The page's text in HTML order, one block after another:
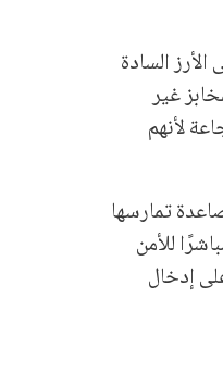
السادة
غير
لأنهم
تمارسها
للأمن
إدخال